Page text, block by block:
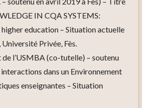
IN CQA SYSTEMS:
education – Situation actuelle
Privée, Fès.
l’USMBA (co-tutelle) – soutenu
dans un Environnement
enseignantes – Situation